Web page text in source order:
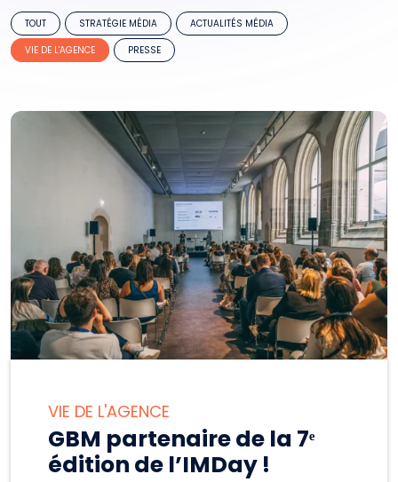
TOUT STRATÉGIE MÉDIA
ACTUALITÉS MÉDIA
VIE DE L'AGENCE
PRESSE
VIE DE L'AGENCE
GBM partenaire de la 7ᵉ
édition de l’IMDay !